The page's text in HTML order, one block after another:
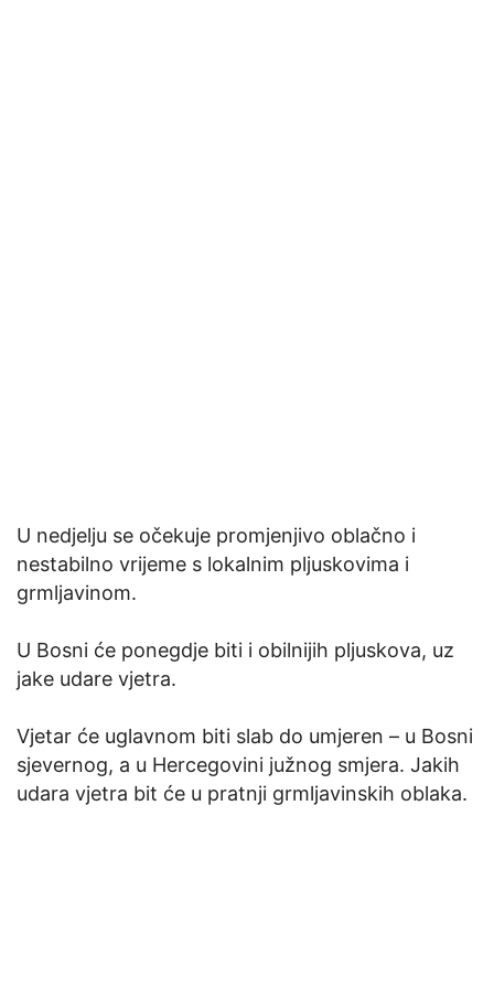
U nedjelju se očekuje promjenjivo oblačno i
nestabilno vrijeme s lokalnim pljuskovima i
grmljavinom.
U Bosni će ponegdje biti i obilnijih pljuskova, uz
jake udare vjetra.
Vjetar će uglavnom biti slab do umjeren – u Bosni
sjevernog, a u Hercegovini južnog smjera. Jakih
udara vjetra bit će u pratnji grmljavinskih oblaka.